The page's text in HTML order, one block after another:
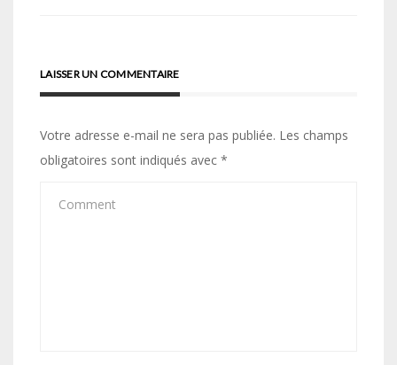
LAISSER UN COMMENTAIRE
Votre adresse e-mail ne sera pas publiée. Les champs
obligatoires sont indiqués avec *